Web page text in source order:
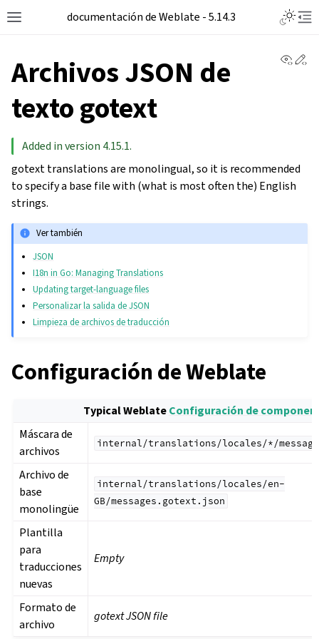
documentación de Weblate - 5.14.3
Archivos JSON de
texto gotext
Added in version 4.15.1.
gotext translations are monolingual, so it is recommended
to specify a base file with (what is most often the) English
strings.
Ver también
JSON
I18n in Go: Managing Translations
Updating target-language files
Personalizar la salida de JSON
Limpieza de archivos de traducción
Configuración de Weblate
Typical WeblateConfiguración de
Máscara de
archivos
internal/translations/locales/*/
Archivo de
base
monolingüe
internal/translations/locales/en-
GB/messages.gotext.json
Plantilla
para
traducciones
nuevas
Empty
Formato de
archivo
gotext JSON file